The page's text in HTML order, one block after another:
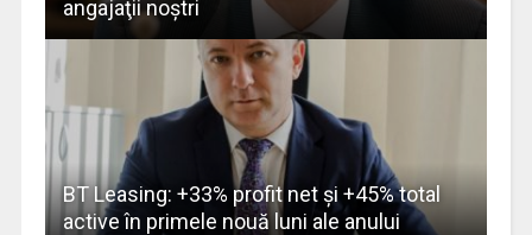
angajaţii noştri
BT Leasing: +33% profit net şi +45% total
active în primele nouă luni ale anului